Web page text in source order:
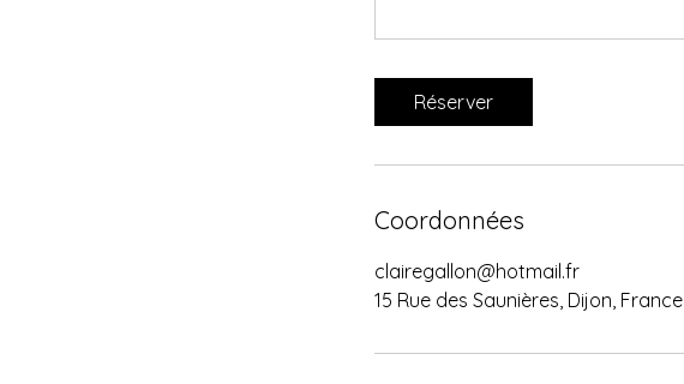
Réserver
Coordonnées
clairegallon@hotmail.fr
15 Rue des Saunières, Dijon, France